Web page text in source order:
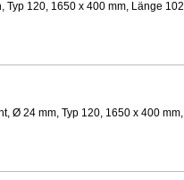
120, 1650 x 400 mm, Länge
Ø 24 mm, Typ 120, 1650 x 400